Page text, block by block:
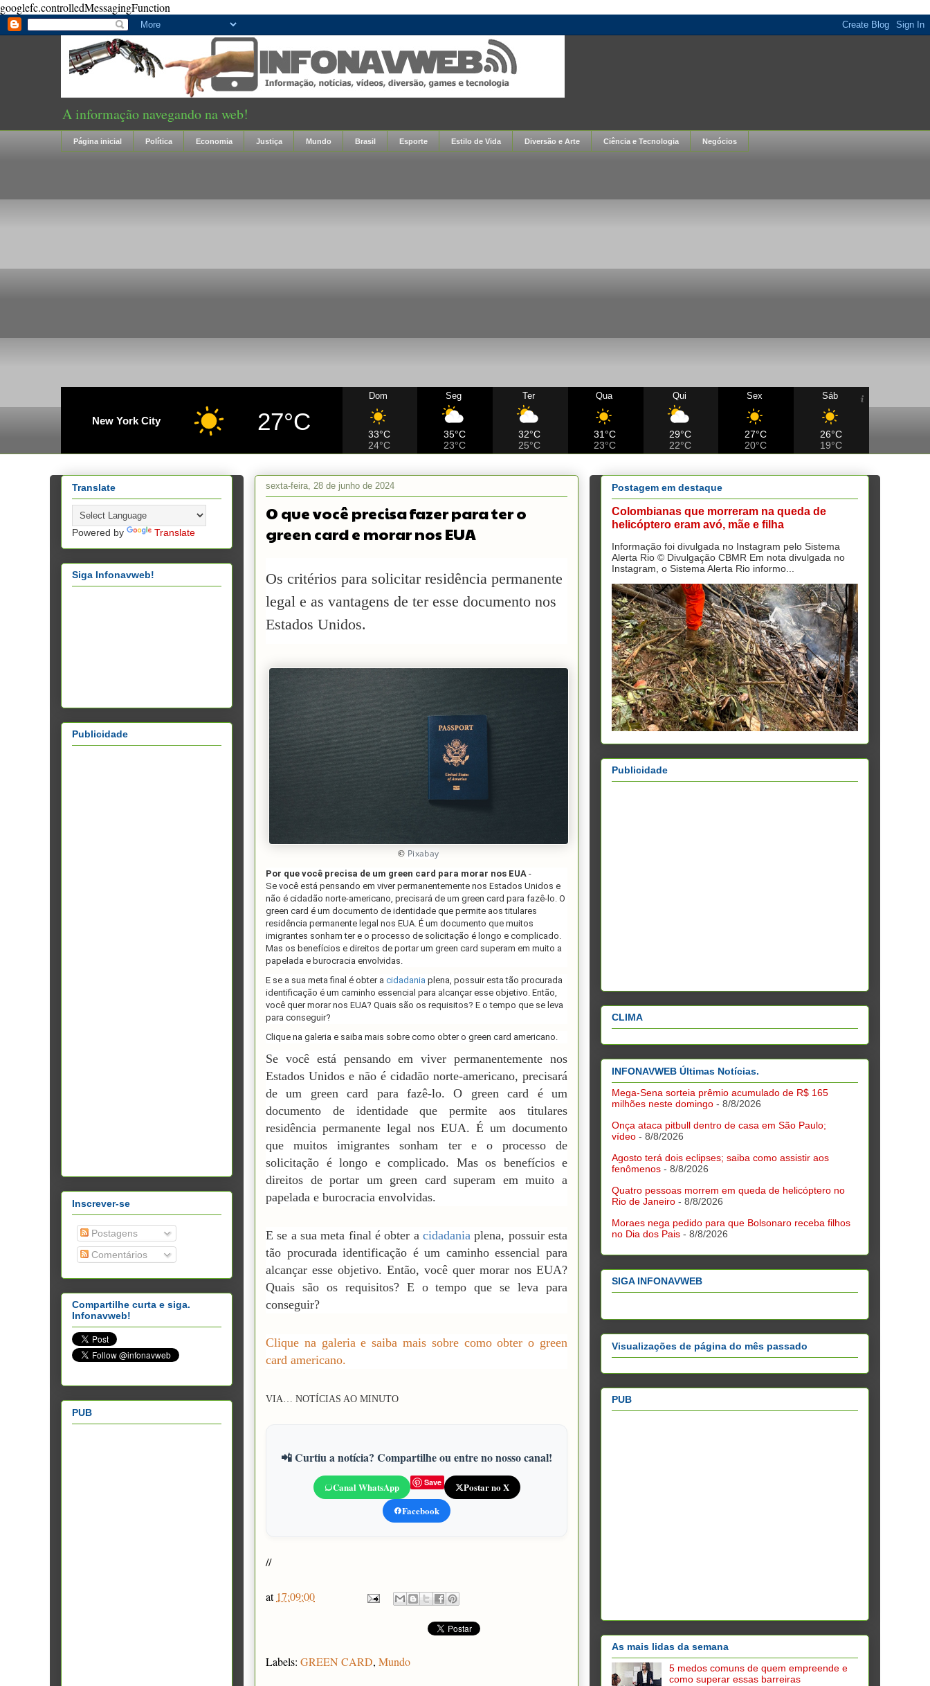
googlefc.controlledMessagingFunction
A informação navegando na web!
Página inicial Política Economia Justiça Mundo Brasil Esporte Estilo de Vida Diversão e Arte Ciência e Tecnologia Negócios
New York City 27°C
Dom
33°C
24°C
Seg
35°C
23°C
Ter
32°C
25°C
Qua
31°C
23°C
Qui
29°C
22°C
Sex
27°C
20°C
Sáb
26°C
19°C
sexta-feira, 28 de junho de 2024
O que você precisa fazer para ter o
green card e morar nos EUA
Os critérios para solicitar residência permanente
legal e as vantagens de ter esse documento nos
Estados Unidos.
© Pixabay
Por que você precisa de um green card para morar nos EUA -
Se você está pensando em viver permanentemente nos Estados Unidos e
não é cidadão norte-americano, precisará de um green card para fazê-lo. O
green card é um documento de identidade que permite aos titulares
residência permanente legal nos EUA. É um documento que muitos
imigrantes sonham ter e o processo de solicitação é longo e complicado.
Mas os benefícios e direitos de portar um green card superam em muito a
papelada e burocracia envolvidas.
E se a sua meta final é obter a cidadania plena, possuir esta tão procurada
identificação é um caminho essencial para alcançar esse objetivo. Então,
você quer morar nos EUA? Quais são os requisitos? E o tempo que se leva
para conseguir?
Clique na galeria e saiba mais sobre como obter o green card americano.
Se você está pensando em viver permanentemente nos
Estados Unidos e não é cidadão norte-americano, precisará
de um green card para fazê-lo. O green card é um
documento de identidade que permite aos titulares
residência permanente legal nos EUA. É um documento
que muitos imigrantes sonham ter e o processo de
solicitação é longo e complicado. Mas os benefícios e
direitos de portar um green card superam em muito a
papelada e burocracia envolvidas.
E se a sua meta final é obter a cidadania plena, possuir esta
tão procurada identificação é um caminho essencial para
alcançar esse objetivo. Então, você quer morar nos EUA?
Quais são os requisitos? E o tempo que se leva para
conseguir?
Clique na galeria e saiba mais sobre como obter o green
card americano.
VIA… NOTÍCIAS AO MINUTO
📲 Curtiu a notícia? Compartilhe ou entre no nosso canal!
Canal WhatsApp Save
Postar no X
Facebook
//
at 17:09:00
Labels: GREEN CARD, Mundo
Translate
Powered by Translate
Siga Infonavweb!
Publicidade
Inscrever-se
Postagens
Comentários
Compartilhe curta e siga.
Infonavweb!
PUB
Postagem em destaque
Colombianas que morreram na queda de
helicóptero eram avó, mãe e filha
Informação foi divulgada no Instagram pelo Sistema
Alerta Rio © Divulgação CBMR Em nota divulgada no
Instagram, o Sistema Alerta Rio informo...
Publicidade
CLIMA
INFONAVWEB Últimas Notícias.
Mega-Sena sorteia prêmio acumulado de R$ 165
milhões neste domingo - 8/8/2026
Onça ataca pitbull dentro de casa em São Paulo;
vídeo - 8/8/2026
Agosto terá dois eclipses; saiba como assistir aos
fenômenos - 8/8/2026
Quatro pessoas morrem em queda de helicóptero no
Rio de Janeiro - 8/8/2026
Moraes nega pedido para que Bolsonaro receba filhos
no Dia dos Pais - 8/8/2026
SIGA INFONAVWEB
Visualizações de página do mês passado
PUB
As mais lidas da semana
5 medos comuns de quem empreende e
como superar essas barreiras